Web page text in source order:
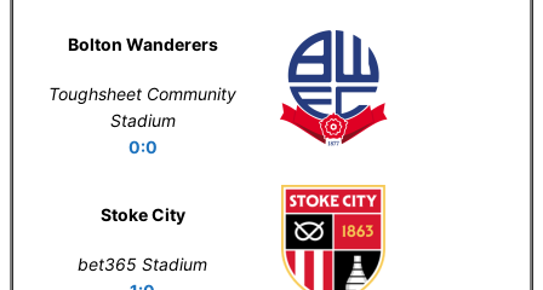
Bolton Wanderers
Toughsheet Community
Stadium
0:0
Stoke City
bet365 Stadium